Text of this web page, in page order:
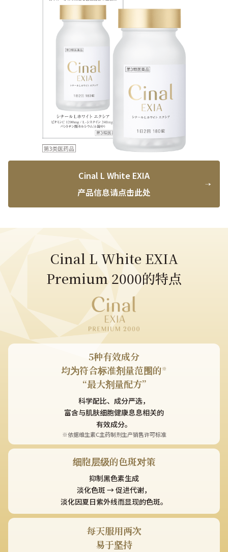
Cinal L White EXIA
产品信息请点击此处​​
Cinal L White EXIA
Premium 2000的特点​​
5种有效成分
均为符合标准剂量范围​​的※
“最大剂量配方”
科学配比、成分严选，
富含与肌肤细胞健康息息相关的
有效成分。
※依据维生素C主药制剂生产销售许可标准
细胞层级的色斑对策
抑制黑色素生成
淡化色斑 → 促进代谢，
淡化因夏日紫外线而显现的色斑。
每天服用两次
易于坚持